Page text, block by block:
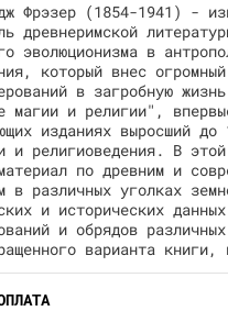
Фрэзер (1854-1941) -
древнеримской
эволюционизма в
который внес
в загробную
магии и религии",
изданиях выросший
и религиоведения. В
по древним и
в различных уголках
и исторических
и обрядов
варианта